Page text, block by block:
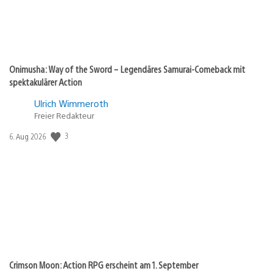
Onimusha: Way of the Sword – Legendäres Samurai-Comeback mit
spektakulärer Action
Ulrich Wimmeroth
Freier Redakteur
Veröffentlichungsdatum:
6. Aug 2026 3
Crimson Moon: Action RPG erscheint am 1. September